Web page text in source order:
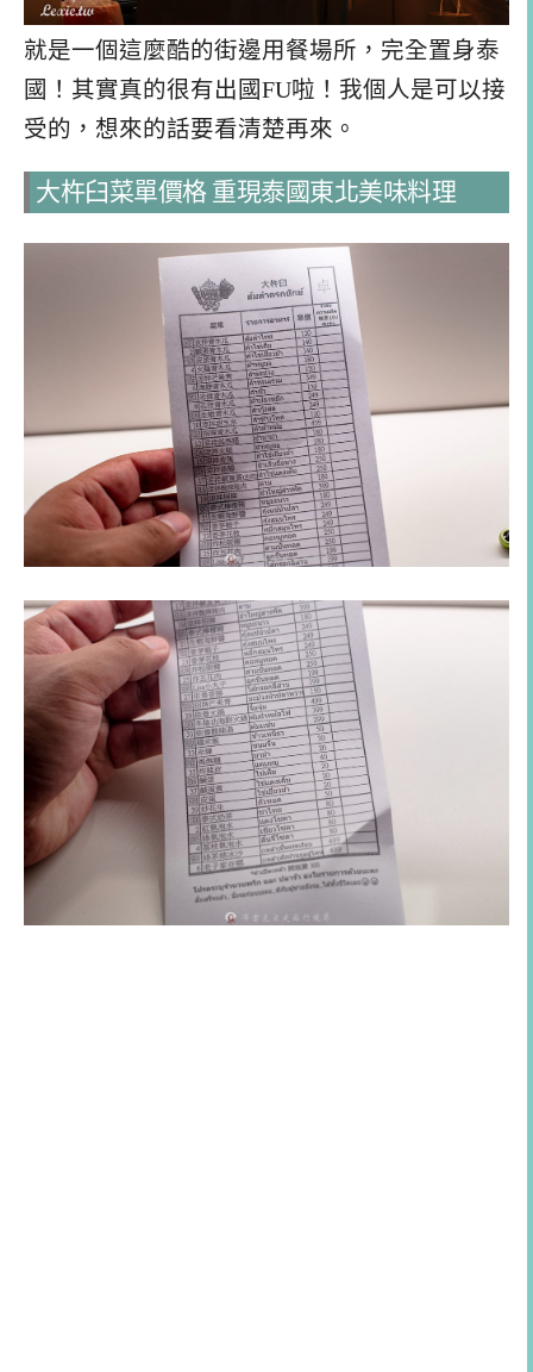
就是一個這麼酷的街邊用餐場所，完全置身泰
國！其實真的很有出國FU啦！我個人是可以接
受的，想來的話要看清楚再來。
大杵臼菜單價格 重現泰國東北美味料理